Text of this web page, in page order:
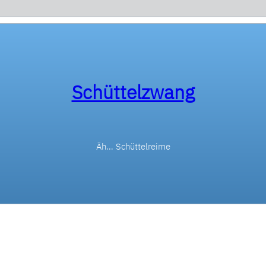
Schüttelzwang
Äh… Schüttelreime